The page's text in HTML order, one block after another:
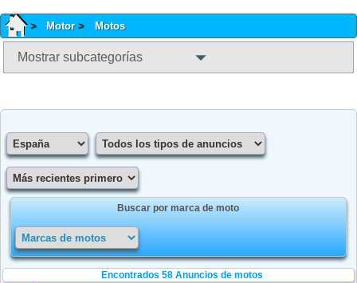
Motor Motos
Mostrar subcategorías
Buscar por marca de moto
Encontrados 58 Anuncios de motos